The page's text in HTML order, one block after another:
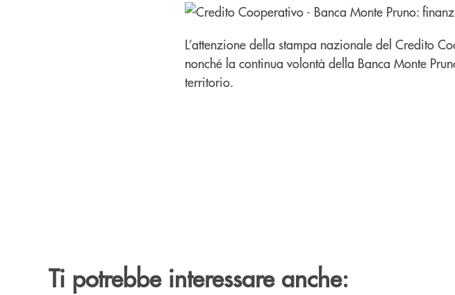
L’attenzione della stampa nazionale del Credito
nonché la continua volontà della Banca Monte
territorio.
Ti potrebbe interessare anche: